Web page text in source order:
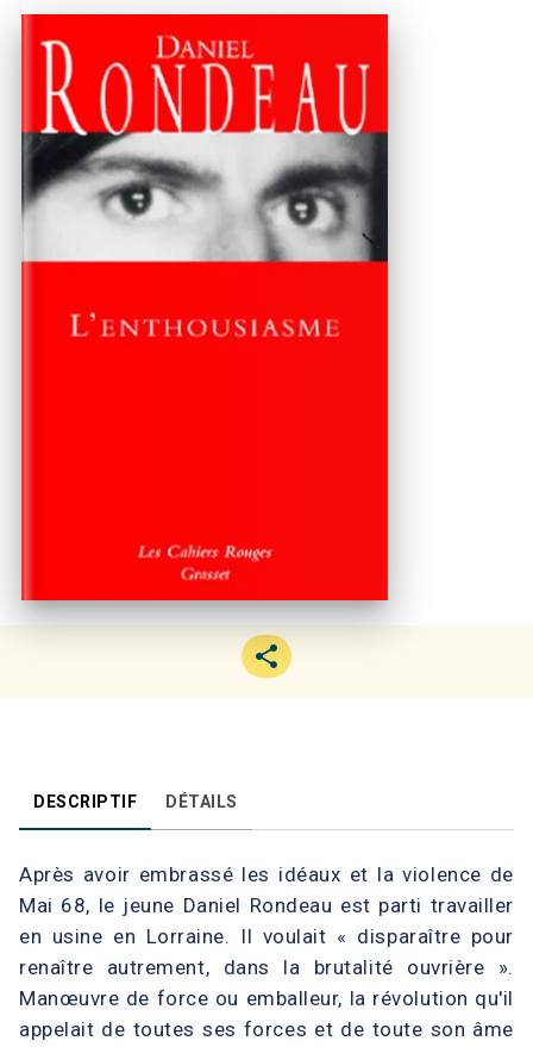
DESCRIPTIF DÉTAILS
Après avoir embrassé les idéaux et la violence de
Mai 68, le jeune Daniel Rondeau est parti travailler
en usine en Lorraine. Il voulait « disparaître pour
renaître autrement, dans la brutalité ouvrière ».
Manœuvre de force ou emballeur, la révolution qu'il
appelait de toutes ses forces et de toute son âme